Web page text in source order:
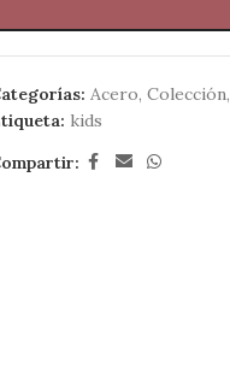
Acero, Colección,
kids